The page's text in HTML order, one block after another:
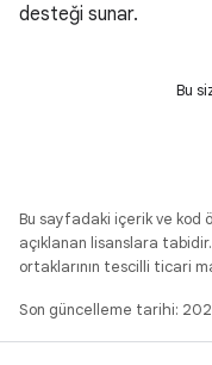
desteği sunar.
Bu
Bu sayfadaki içerik ve kod
açıklanan lisanslara
ortaklarının tescilli ticari
Son güncelleme tarihi: